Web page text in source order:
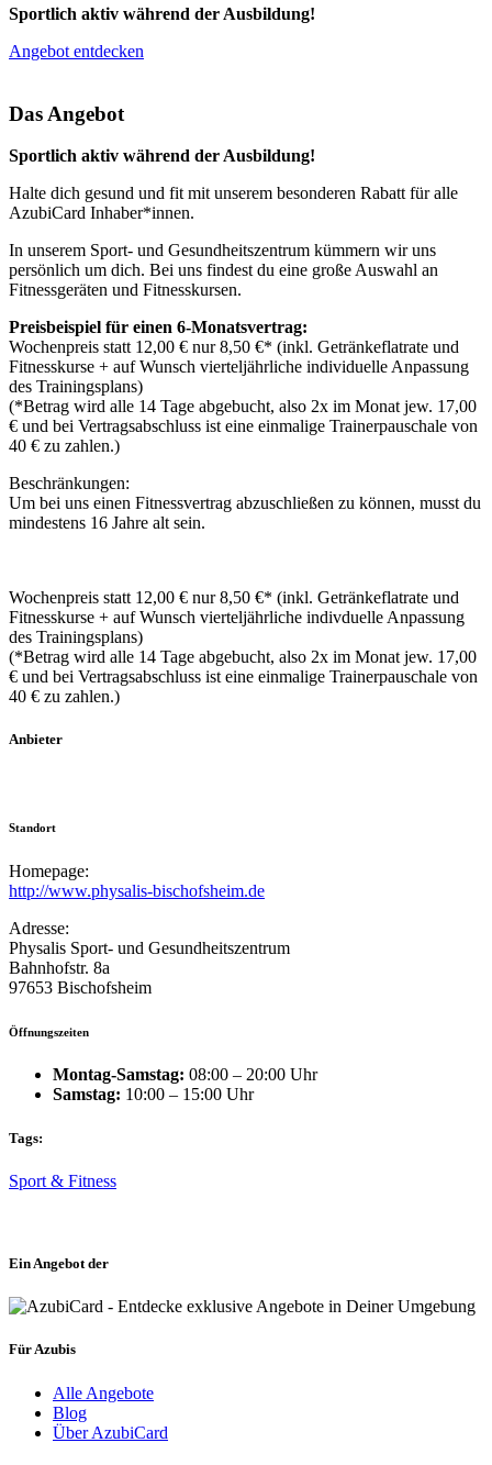
Sportlich aktiv während der Ausbildung!
Angebot entdecken
Das Angebot
Sportlich aktiv während der Ausbildung!
Halte dich gesund und fit mit unserem besonderen Rabatt für alle
AzubiCard Inhaber*innen.
In unserem Sport- und Gesundheitszentrum kümmern wir uns
persönlich um dich. Bei uns findest du eine große Auswahl an
Fitnessgeräten und Fitnesskursen.
Preisbeispiel für einen 6-Monatsvertrag:
Wochenpreis statt 12,00 € nur 8,50 €* (inkl. Getränkeflatrate und
Fitnesskurse + auf Wunsch vierteljährliche individuelle Anpassung
des Trainingsplans)
(*Betrag wird alle 14 Tage abgebucht, also 2x im Monat jew. 17,00
€ und bei Vertragsabschluss ist eine einmalige Trainerpauschale von
40 € zu zahlen.)
Beschränkungen:
Um bei uns einen Fitnessvertrag abzuschließen zu können, musst du
mindestens 16 Jahre alt sein.
Wochenpreis statt 12,00 € nur 8,50 €* (inkl. Getränkeflatrate und
Fitnesskurse + auf Wunsch vierteljährliche indivduelle Anpassung
des Trainingsplans)
(*Betrag wird alle 14 Tage abgebucht, also 2x im Monat jew. 17,00
€ und bei Vertragsabschluss ist eine einmalige Trainerpauschale von
40 € zu zahlen.)
Anbieter
Standort
Homepage:
http://www.physalis-bischofsheim.de
Adresse:
Physalis Sport- und Gesundheitszentrum
Bahnhofstr. 8a
97653 Bischofsheim
Öffnungszeiten
Montag-Samstag: 08:00 – 20:00 Uhr
Samstag: 10:00 – 15:00 Uhr
Tags:
Sport & Fitness
Ein Angebot der
Für Azubis
Alle Angebote
Blog
Über AzubiCard